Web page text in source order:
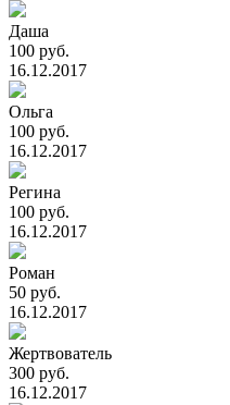
Даша
100 руб.
16.12.2017
Ольга
100 руб.
16.12.2017
Регина
100 руб.
16.12.2017
Роман
50 руб.
16.12.2017
Жертвователь
300 руб.
16.12.2017